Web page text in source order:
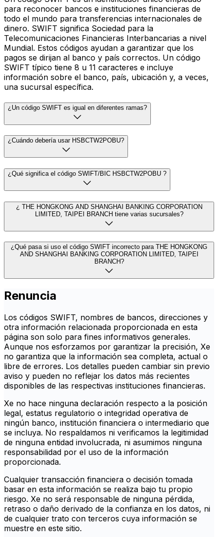
para reconocer bancos e instituciones financieras de
todo el mundo para transferencias internacionales de
dinero. SWIFT significa Sociedad para la
Telecomunicaciones Financieras Interbancarias a nivel
Mundial. Estos códigos ayudan a garantizar que los
pagos se dirijan al banco y país correctos. Un código
SWIFT típico tiene 8 u 11 caracteres e incluye
información sobre el banco, país, ubicación y, a veces,
una sucursal específica.
¿Un código SWIFT es igual en diferentes ramas?
¿Cuándo debería usar HSBCTW2POBU?
¿Qué significa el código SWIFT/BIC HSBCTW2POBU ?
¿ THE HONGKONG AND SHANGHAI BANKING CORPORATION
LIMITED, TAIPEI BRANCH tiene varias sucursales?
¿Qué pasa si uso el código SWIFT incorrecto para THE HONGKONG
AND SHANGHAI BANKING CORPORATION LIMITED, TAIPEI
BRANCH?
Renuncia
Los códigos SWIFT, nombres de bancos, direcciones y
otra información relacionada proporcionada en esta
página son solo para fines informativos generales.
Aunque nos esforzamos por garantizar la precisión, Xe
no garantiza que la información sea completa, actual o
libre de errores. Los detalles pueden cambiar sin previo
aviso y pueden no reflejar los datos más recientes
disponibles de las respectivas instituciones financieras.
Xe no hace ninguna declaración respecto a la posición
legal, estatus regulatorio o integridad operativa de
ningún banco, institución financiera o intermediario que
se incluya. No respaldamos ni verificamos la legitimidad
de ninguna entidad involucrada, ni asumimos ninguna
responsabilidad por el uso de la información
proporcionada.
Cualquier transacción financiera o decisión tomada
basar en esta información se realiza bajo tu propio
riesgo. Xe no será responsable de ninguna pérdida,
retraso o daño derivado de la confianza en los datos, ni
de cualquier trato con terceros cuya información se
muestre en este sitio.